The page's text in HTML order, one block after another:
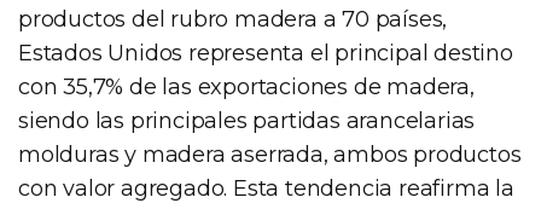
productos del rubro madera a 70 países,
Estados Unidos representa el principal destino
con 35,7% de las exportaciones de madera,
siendo las principales partidas arancelarias
molduras y madera aserrada, ambos productos
con valor agregado. Esta tendencia reafirma la